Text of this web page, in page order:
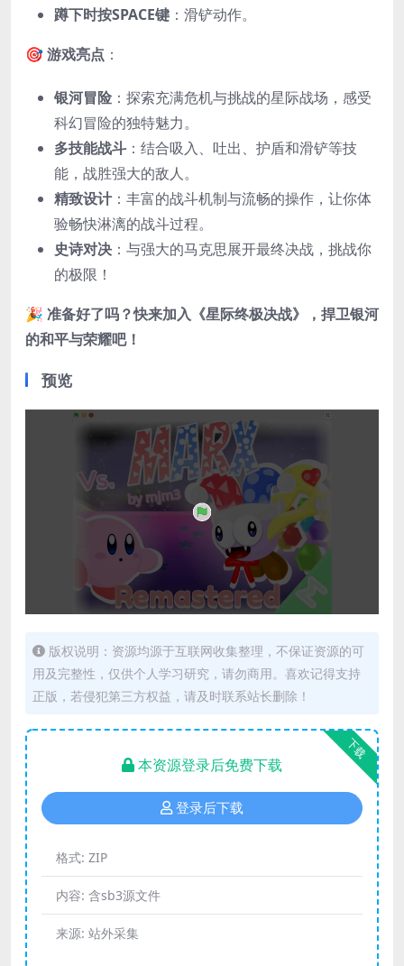
蹲下时按SPACE键 ：滑铲动作。
🎯游戏亮点 ：
银河冒险 ：探索充满危机与挑战的星际战场，感受
科幻冒险的独特魅力。
多技能战斗 ：结合吸入、吐出、护盾和滑铲等技
能，战胜强大的敌人。
精致设计：丰富的战斗机制与流畅的操作，让你体
验畅快淋漓的战斗过程。
史诗对决 ：与强大的马克思展开最终决战，挑战你
的极限！
🎉 准备好了吗？快来加入《星际终极决战》，捍卫银河
的和平与荣耀吧！
预览
版权说明：资源均源于互联网收集整理，不保证资源的可
用及完整性，仅供个人学习研究，请勿商用。喜欢记得支持
正版，若侵犯第三方权益，请及时联系站长删除！
下载
本资源登录后免费下载
登录后下载
格式: ZIP
内容: 含sb3源文件
来源: 站外采集